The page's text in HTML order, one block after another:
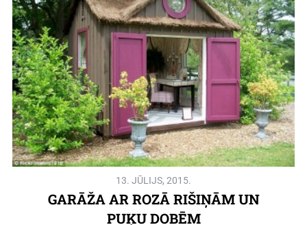
13. JŪLIJS, 2015.
GARĀŽA AR ROZĀ RIŠIŅĀM UN
PUĶU DOBĒM